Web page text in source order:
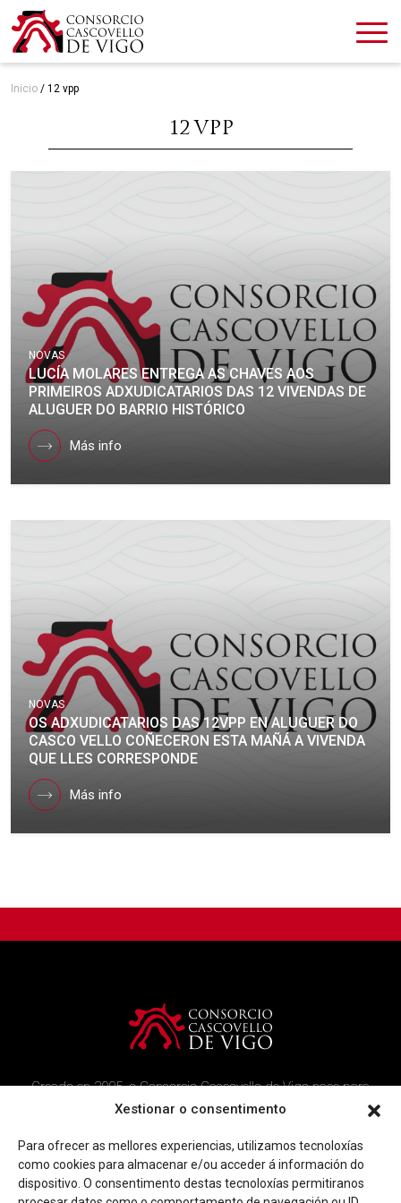
Xestionar o consentimento
Para ofrecer as mellores experiencias, utilizamos tecnoloxías
como cookies para almacenar e/ou acceder á información do
dispositivo. O consentimento destas tecnoloxías permitiranos
Inicio / 12 vpp
12 VPP
NOVAS
LUCÍA MOLARES ENTREGA AS CHAVES AOS
PRIMEIROS ADXUDICATARIOS DAS 12 VIVENDAS DE
ALUGUER DO BARRIO HISTÓRICO
Más info
NOVAS
OS ADXUDICATARIOS DAS 12VPP EN ALUGUER DO
CASCO VELLO COÑECERON ESTA MAÑÁ A VIVENDA
QUE LLES CORRESPONDE
Más info
Creado en 2005, o Consorcio Cascovello de Vigo nace para
atender aos veciños do casco histórico, creando un ambicioso
Imaxe corporativa Contacto